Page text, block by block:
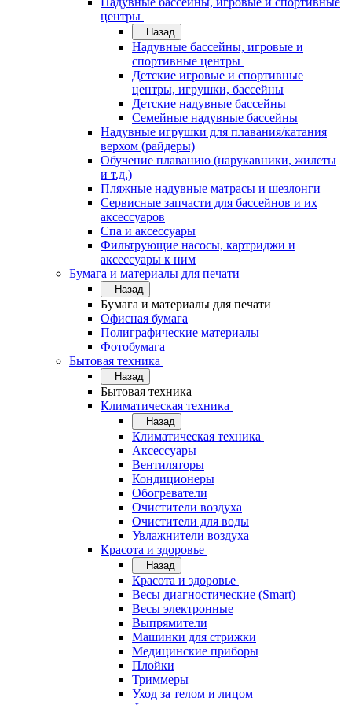
центры
Назад
Надувные бассейны, игровые и
спортивные центры
Детские игровые и спортивные
центры, игрушки, бассейны
Детские надувные бассейны
Семейные надувные бассейны
Надувные игрушки для плавания/катания
верхом (райдеры)
Обучение плаванию (нарукавники, жилеты
и т.д.)
Пляжные надувные матрасы и шезлонги
Сервисные запчасти для бассейнов и их
аксессуаров
Спа и аксессуары
Фильтрующие насосы, картриджи и
аксессуары к ним
Бумага и материалы для печати
Назад
Бумага и материалы для печати
Офисная бумага
Полиграфические материалы
Фотобумага
Бытовая техника
Назад
Бытовая техника
Климатическая техника
Назад
Климатическая техника
Аксессуары
Вентиляторы
Кондиционеры
Обогреватели
Очистители воздуха
Очистители для воды
Увлажнители воздуха
Красота и здоровье
Назад
Красота и здоровье
Весы диагностические (Smart)
Весы электронные
Выпрямители
Машинки для стрижки
Медицинские приборы
Плойки
Триммеры
Уход за телом и лицом